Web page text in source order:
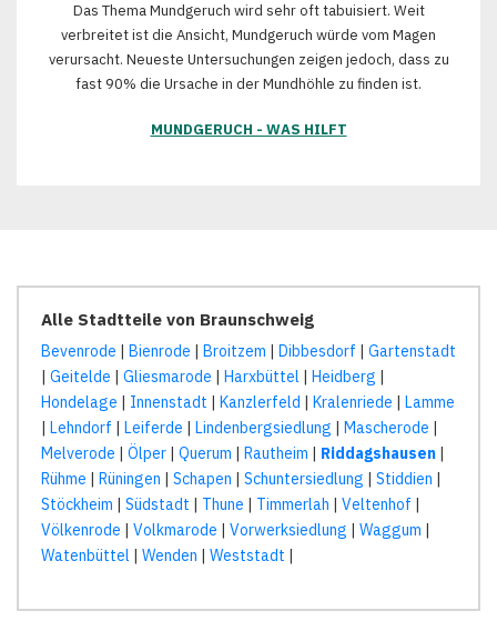
Das Thema Mundgeruch wird sehr oft tabuisiert. Weit
verbreitet ist die Ansicht, Mundgeruch würde vom Magen
verursacht. Neueste Untersuchungen zeigen jedoch, dass zu
fast 90% die Ursache in der Mundhöhle zu finden ist.
MUNDGERUCH - WAS HILFT
Alle Stadtteile von Braunschweig
Bevenrode | Bienrode | Broitzem | Dibbesdorf | Gartenstadt
| Geitelde | Gliesmarode | Harxbüttel | Heidberg |
Hondelage | Innenstadt | Kanzlerfeld | Kralenriede | Lamme
| Lehndorf | Leiferde | Lindenbergsiedlung | Mascherode |
Melverode | Ölper | Querum | Rautheim | Riddagshausen |
Rühme | Rüningen | Schapen | Schuntersiedlung | Stiddien |
Stöckheim | Südstadt | Thune | Timmerlah | Veltenhof |
Völkenrode | Volkmarode | Vorwerksiedlung | Waggum |
Watenbüttel | Wenden | Weststadt |